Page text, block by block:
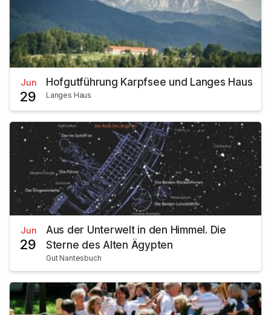
Jun
29
Hofgutführung Karpfsee und Langes Haus
Langes Haus
Jun
29
Aus der Unterwelt in den Himmel. Die
Sterne des Alten Ägypten
Gut Nantesbuch